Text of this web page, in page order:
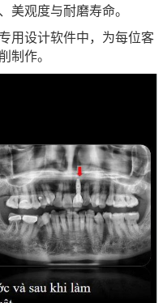
美观度与耐磨寿命。
用设计软件中，为每位客
制作。